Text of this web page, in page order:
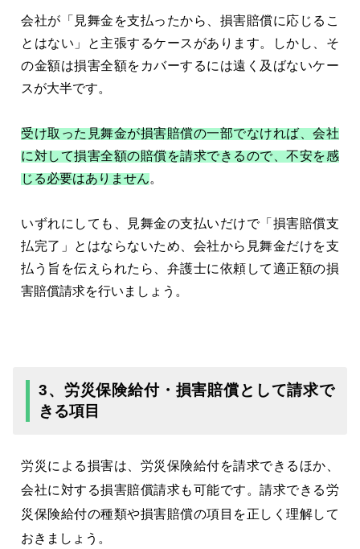
会社が「見舞金を支払ったから、損害賠償に応じるこ
とはない」と主張するケースがあります。しかし、そ
の金額は損害全額をカバーするには遠く及ばないケー
スが大半です。
受け取った見舞金が損害賠償の一部でなければ、会社
に対して損害全額の賠償を請求できるので、不安を感
じる必要はありません。
いずれにしても、見舞金の支払いだけで「損害賠償支
払完了」とはならないため、会社から見舞金だけを支
払う旨を伝えられたら、弁護士に依頼して適正額の損
害賠償請求を行いましょう。
3、労災保険給付・損害賠償として請求で
きる項目
労災による損害は、労災保険給付を請求できるほか、
会社に対する損害賠償請求も可能です。請求できる労
災保険給付の種類や損害賠償の項目を正しく理解して
おきましょう。